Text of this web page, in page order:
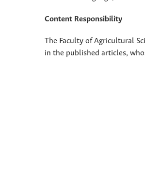
Content Responsibility
The Faculty of Agricultural
in the published articles,